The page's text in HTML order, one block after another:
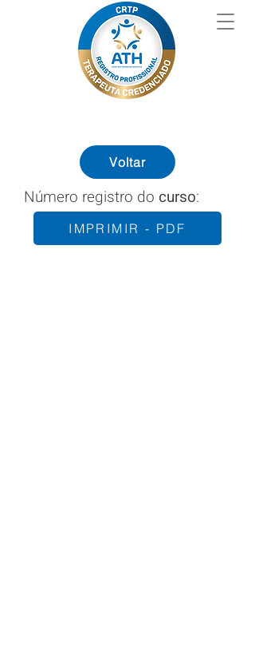
Voltar
Número registro do curso:
IMPRIMIR - PDF